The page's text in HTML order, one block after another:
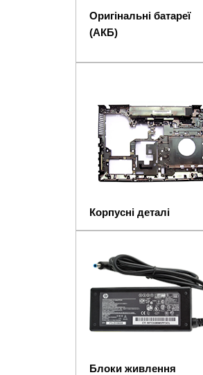
Оригінальні батареї
(АКБ)
Корпусні деталі
Блоки живлення